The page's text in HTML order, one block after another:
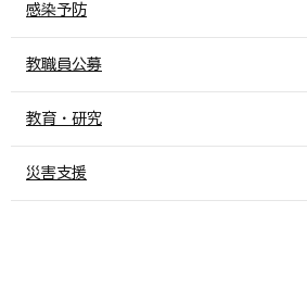
感染予防
教職員公募
教育・研究
災害支援